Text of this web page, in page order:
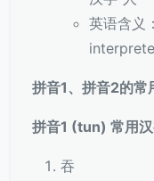
英语含义
拼音1、拼音2的常
拼音1 (tun) 常用
吞